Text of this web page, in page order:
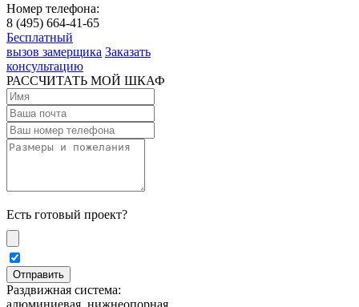
Номер телефона:
8 (495) 664-41-65
Бесплатный
вызов замерщика Заказать
консультацию
РАССЧИТАТЬ МОЙ ШКАФ
Есть готовый проект?
Раздвижная система:
алюминиевая, нижнеопорная